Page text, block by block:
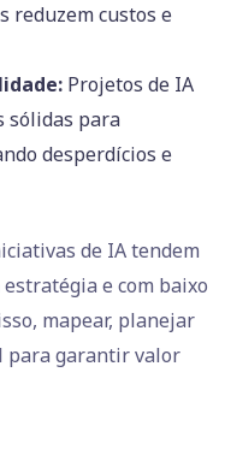
reduzem custos e
Projetos de IA
sólidas para
desperdícios e
de IA tendem
e com baixo
mapear, planejar
para garantir valor